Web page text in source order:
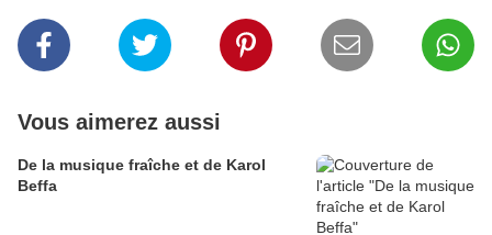
Vous aimerez aussi
De la musique fraîche et de Karol
Beffa